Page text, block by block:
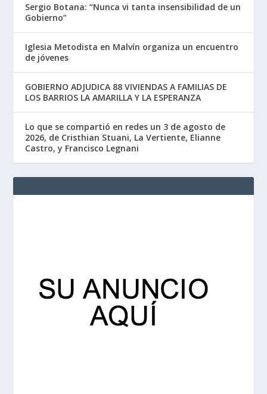
Sergio Botana: “Nunca vi tanta insensibilidad de un
Gobierno”
Iglesia Metodista en Malvín organiza un encuentro
de jóvenes
GOBIERNO ADJUDICA 88 VIVIENDAS A FAMILIAS DE
LOS BARRIOS LA AMARILLA Y LA ESPERANZA
Lo que se compartió en redes un 3 de agosto de
2026, de Cristhian Stuani, La Vertiente, Elianne
Castro, y Francisco Legnani